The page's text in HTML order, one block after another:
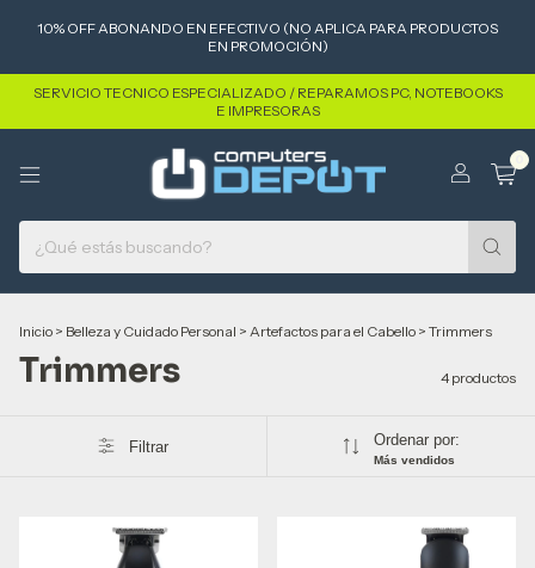
10% OFF ABONANDO EN EFECTIVO (NO APLICA PARA PRODUCTOS
EN PROMOCIÓN)
SERVICIO TECNICO ESPECIALIZADO / REPARAMOS PC, NOTEBOOKS
E IMPRESORAS
Inicio > Belleza y Cuidado Personal > Artefactos para el Cabello > Trimmers
Trimmers 4 productos
Filtrar Ordenar por:
Más vendidos